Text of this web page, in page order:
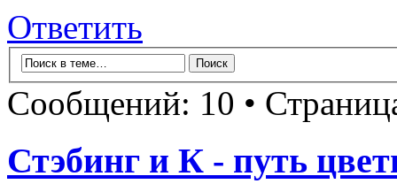
Ответить
Сообщений: 10 •
Стэбинг и К - путь